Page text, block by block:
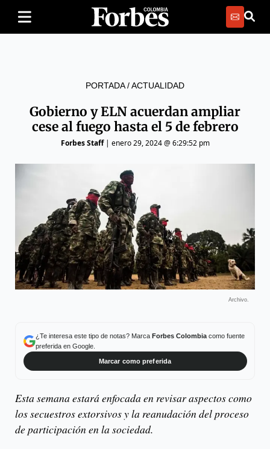
PORTADA/ACTUALIDAD
Gobierno y ELN acuerdan ampliar
cese al fuego hasta el 5 de febrero
Forbes Staff| enero 29, 2024 @ 6:29:52 pm
Archivo.
¿Te interesa este tipo de notas? Marca Forbes Colombiacomo fuente
preferida en Google.
Marcar como preferida
Esta semana estará enfocada en revisar aspectos como
los secuestros extorsivos y la reanudación del proceso
de participación en la sociedad.